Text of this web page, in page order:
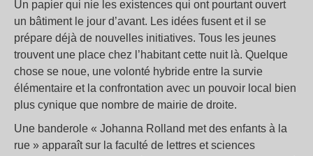
Un papier qui nie les existences qui ont pourtant ouvert
un bâtiment le jour d’avant. Les idées fusent et il se
prépare déjà de nouvelles initiatives. Tous les jeunes
trouvent une place chez l’habitant cette nuit là. Quelque
chose se noue, une volonté hybride entre la survie
élémentaire et la confrontation avec un pouvoir local bien
plus cynique que nombre de mairie de droite.
Une banderole « Johanna Rolland met des enfants à la
rue » apparaît sur la faculté de lettres et sciences